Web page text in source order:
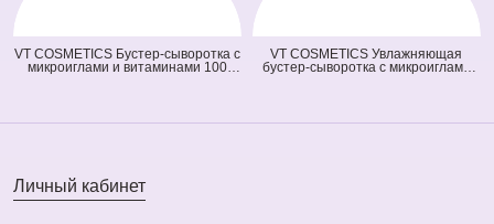
VT COSMETICS Бустер-сыворотка с
микроиглами и витаминами 100
VT COSMETICS Увлажняющая
бустер-сыворотка с микроиглами
Личный кабинет